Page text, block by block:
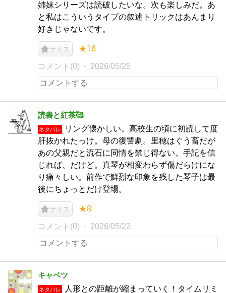
姉妹シリーズは読破したいな。次も楽しみだ。あ
と私はこういうタイプの叙述トリックはあんまり
好きじゃないです。
ナイス ★16
コメント(0) 2026/05/25
読書と紅茶🥰
ネタバレ
リング懐かしい。高校生の頃に初読して度
肝抜かれたっけ。母の復讐劇。里穂はぐう畜だが
あの父親だと流石に同情を禁じ得ない。手記を信
じれば、だけど。真琴が相変わらず傷だらけにな
り痛々しい。前作で鮮烈な印象を残した琴子は最
後にちょっとだけ登場。
ナイス ★8
コメント(0) 2026/05/22
キャベツ
ネタバレ
人形との距離が縮まっていく！タイムリミ